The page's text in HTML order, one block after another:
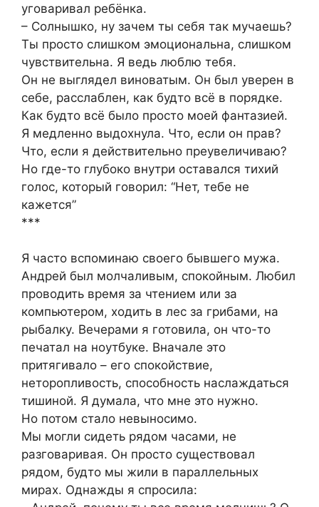
уговаривал ребёнка.
– Солнышко, ну зачем ты себя так мучаешь?
Ты просто слишком эмоциональна, слишком
чувствительна. Я ведь люблю тебя.
Он не выглядел виноватым. Он был уверен в
себе, расслаблен, как будто всё в порядке.
Как будто всё было просто моей фантазией.
Я медленно выдохнула. Что, если он прав?
Что, если я действительно преувеличиваю?
Но где-то глубоко внутри оставался тихий
голос, который говорил: “Нет, тебе не
кажется”
***
Я часто вспоминаю своего бывшего мужа.
Андрей был молчаливым, спокойным. Любил
проводить время за чтением или за
компьютером, ходить в лес за грибами, на
рыбалку. Вечерами я готовила, он что-то
печатал на ноутбуке. Вначале это
притягивало – его спокойствие,
неторопливость, способность наслаждаться
тишиной. Я думала, что мне это нужно.
Но потом стало невыносимо.
Мы могли сидеть рядом часами, не
разговаривая. Он просто существовал
рядом, будто мы жили в параллельных
мирах. Однажды я спросила: